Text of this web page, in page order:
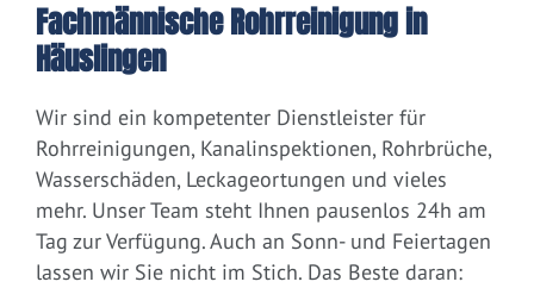
Fachmännische Rohrreinigung in
Häuslingen
Wir sind ein kompetenter Dienstleister für
Rohrreinigungen, Kanalinspektionen, Rohrbrüche,
Wasserschäden, Leckageortungen und vieles
mehr. Unser Team steht Ihnen pausenlos 24h am
Tag zur Verfügung. Auch an Sonn- und Feiertagen
lassen wir Sie nicht im Stich. Das Beste daran: